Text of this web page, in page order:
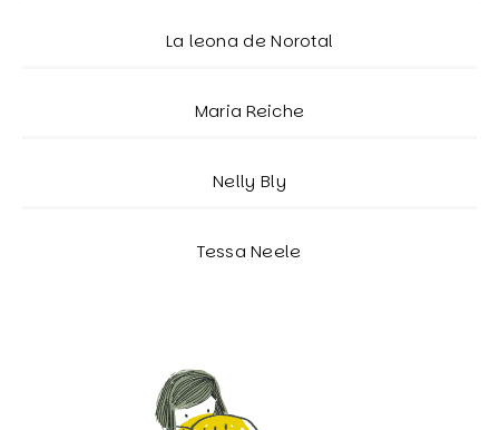
La leona de Norotal
Maria Reiche
Nelly Bly
Tessa Neele